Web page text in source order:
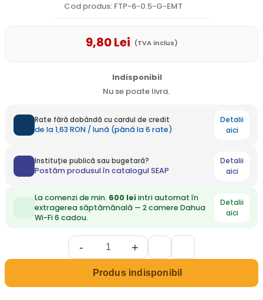
Cod produs: FTP-6-0.5-G-EMT
9,80Lei (TVA inclus)
Indisponibil
Nu se poate livra.
Rate fără dobândă cu cardul de credit
de la 1,63 RON / lună (până la 6 rate)
Detalii
aici
Instituție publică sau bugetară?
Postăm produsul în catalogul SEAP
Detalii
aici
La comenzi de min. 600 leiintri automat în
extragerea săptămânală — 2 camere Dahua
Wi-Fi 6 cadou.
Detalii
aici
- +
Produs indisponibil